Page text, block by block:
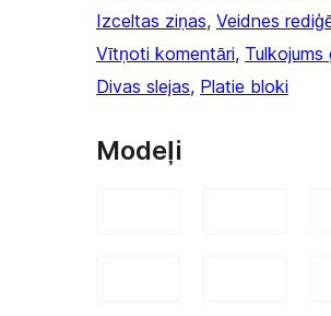
Izceltas ziņas, Veidnes
Vītņoti komentāri, Tulkojums
Divas slejas, Platie bloki
Modeļi